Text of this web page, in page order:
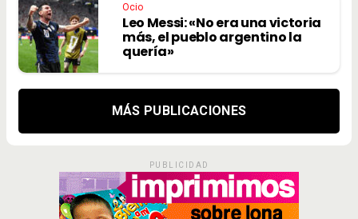
Ocio
Leo Messi: «No era una victoria
más, el pueblo argentino la
quería»
MÁS PUBLICACIONES
PUBLICIDAD